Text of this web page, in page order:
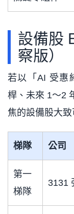
設備股
察版）
若以「AI 受惠
桿、未來 1～2
焦的設備股大致
梯隊 公司
第一
梯隊
3131